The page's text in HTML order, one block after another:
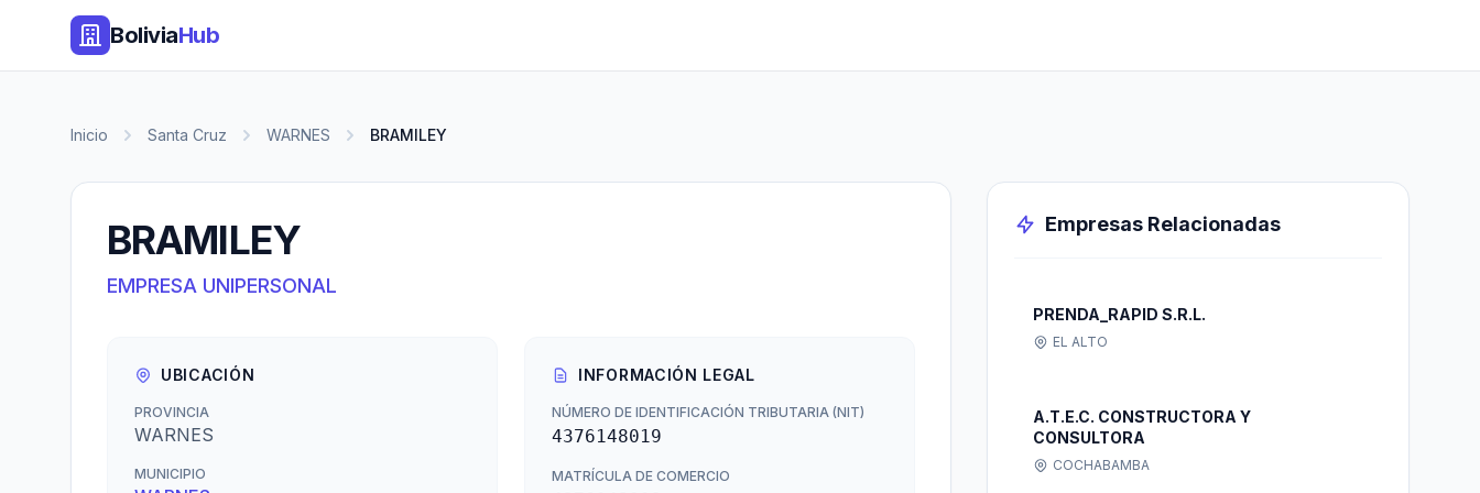
BoliviaHub
Inicio Santa Cruz WARNES BRAMILEY
BRAMILEY
EMPRESA UNIPERSONAL
UBICACIÓN
PROVINCIA
WARNES
MUNICIPIO
INFORMACIÓN LEGAL
NÚMERO DE IDENTIFICACIÓN TRIBUTARIA (NIT)
4376148019
MATRÍCULA DE COMERCIO
Empresas Relacionadas
PRENDA_RAPID S.R.L.
EL ALTO
A.T.E.C. CONSTRUCTORA Y
CONSULTORA
COCHABAMBA